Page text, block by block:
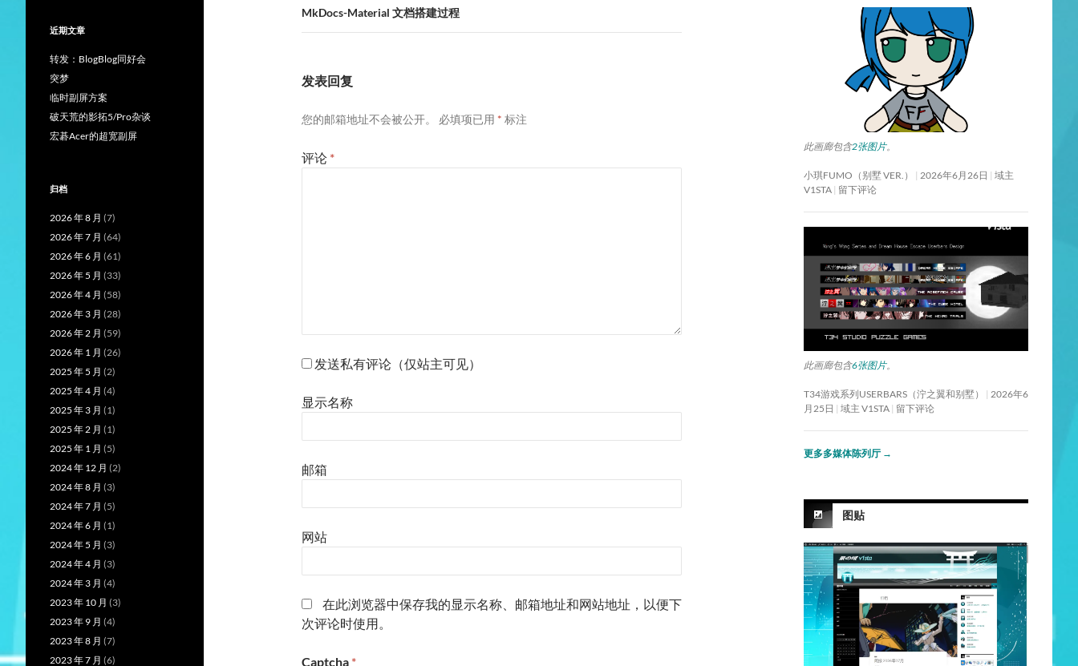
航
MkDocs-Material 文档搭建过程
发表回复
您的邮箱地址不会被公开。 必填项已用 * 标注
评论 *
发送私有评论（仅站主可见）
显示名称
邮箱
网站
在此浏览器中保存我的显示名称、邮箱地址和网站地址，以便下
次评论时使用。
Captcha *
此画廊包含2张图片。
小琪FUMO（别墅 VER.） 2026年6月26日
域主
V1STA 留下评论
此画廊包含6张图片。
T34游戏系列USERBARS（泞之翼和别墅）
2026年6
月25日
域主 V1STA 留下评论
更多多媒体陈列厅 →
图贴
近期文章
转发：BlogBlog同好会
突梦
临时副屏方案
破天荒的影拓5/Pro杂谈
宏碁Acer的超宽副屏
归档
2026 年 8 月 (7)
2026 年 7 月 (64)
2026 年 6 月 (61)
2026 年 5 月 (33)
2026 年 4 月 (58)
2026 年 3 月 (28)
2026 年 2 月 (59)
2026 年 1 月 (26)
2025 年 5 月 (2)
2025 年 4 月 (4)
2025 年 3 月 (1)
2025 年 2 月 (1)
2025 年 1 月 (5)
2024 年 12 月 (2)
2024 年 8 月 (3)
2024 年 7 月 (5)
2024 年 6 月 (1)
2024 年 5 月 (3)
2024 年 4 月 (3)
2024 年 3 月 (4)
2023 年 10 月 (3)
2023 年 9 月 (4)
2023 年 8 月 (7)
2023 年 7 月 (6)